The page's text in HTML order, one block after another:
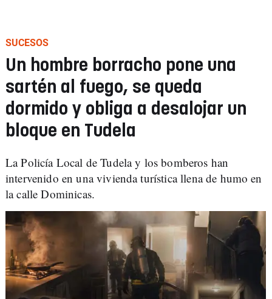
SUCESOS
Un hombre borracho pone una
sartén al fuego, se queda
dormido y obliga a desalojar un
bloque en Tudela
La Policía Local de Tudela y los bomberos han
intervenido en una vivienda turística llena de humo en
la calle Dominicas.